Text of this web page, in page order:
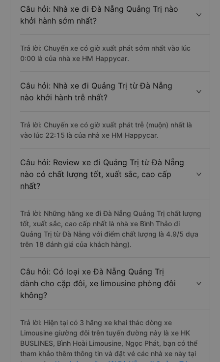
Câu hỏi: Nhà xe đi Đà Nẵng Quảng Trị nào
khởi hành sớm nhất?
Trả lời: Chuyến xe có giờ xuất phát sớm nhất vào lúc
0:00 là của nhà xe HM Happycar.
Câu hỏi: Nhà xe đi Quảng Trị từ Đà Nẵng
nào khởi hành trễ nhất?
Trả lời: Chuyến xe có giờ xuất phát trễ (muộn) nhất là
vào lúc 22:15 là của nhà xe HM Happycar.
Câu hỏi: Review xe đi Quảng Trị từ Đà Nẵng
nào có chất lượng tốt, xuất sắc, cao cấp
nhất?
Trả lời: Những hãng xe đi Đà Nẵng Quảng Trị chất lượng
tốt, xuất sắc, cao cấp nhất là nhà xe Bình Thảo đi
Quảng Trị từ Đà Nẵng với điểm chất lượng là 4.9/5 dựa
trên 18 đánh giá của khách hàng).
Câu hỏi: Có loại xe Đà Nẵng Quảng Trị
dành cho cặp đôi, xe limousine phòng đôi
không?
Trả lời: Hiện tại có 3 hãng xe khai thác dòng xe
Limousine giường đôi trên tuyến đường này là xe HK
BUSLINES, Bình Hoài Limousine, Ngọc Phát, bạn có thể
tham khảo thêm thông tin và đặt vé các nhà xe này tại